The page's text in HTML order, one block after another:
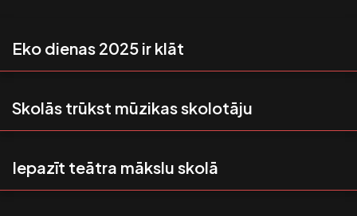
Eko dienas 2025 ir klāt
Skolās trūkst mūzikas skolotāju
Iepazīt teātra mākslu skolā